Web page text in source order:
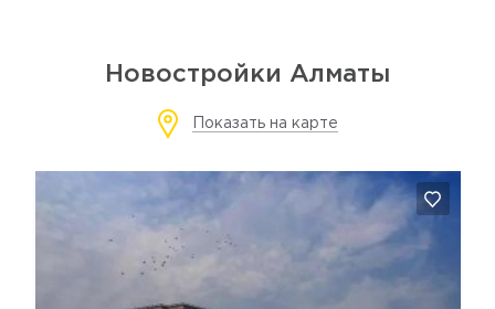
Новостройки Алматы
Показать на карте